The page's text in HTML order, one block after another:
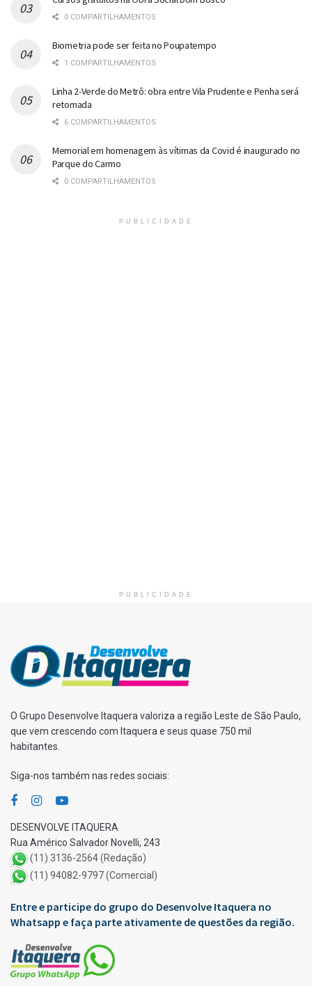
0 COMPARTILHAMENTOS
Biometria pode ser feita no Poupatempo
1 COMPARTILHAMENTOS
Linha 2-Verde do Metrô: obra entre Vila Prudente e Penha será
retomada
6 COMPARTILHAMENTOS
Memorial em homenagem às vítimas da Covid é inaugurado no
Parque do Carmo
0 COMPARTILHAMENTOS
PUBLICIDADE
PUBLICIDADE
O Grupo Desenvolve Itaquera valoriza a região Leste de São Paulo,
que vem crescendo com Itaquera e seus quase 750 mil
habitantes.
Siga-nos também nas redes sociais:
DESENVOLVE ITAQUERA
Rua Américo Salvador Novelli, 243
(11) 3136-2564 (Redação)
(11) 94082-9797 (Comercial)
Entre e participe do grupo do Desenvolve Itaquera no
Whatsapp e faça parte ativamente de questões da região.